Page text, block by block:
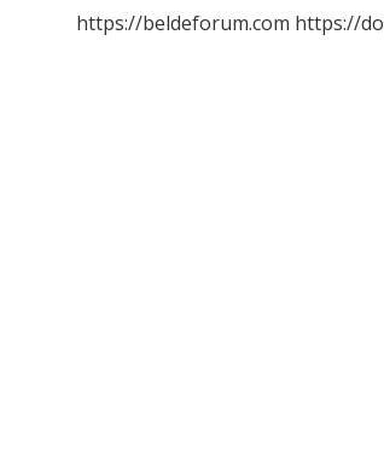
https://beldeforum.com https://